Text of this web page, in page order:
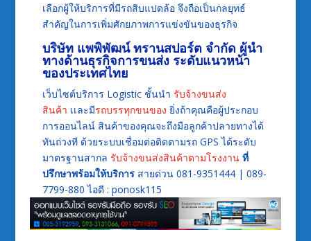
เลือกผู้ให้บริการที่มีรถสิบแปดล้อ จึงถือเป็นกลยุทธ์
สำคัญในการเพิ่มศักยภาพการแข่งขันของธุรกิจ
บริษัท แพพิพัฒน์ ทรานสปอร์ต จำกัด ผู้นำ
ทางด้านธุรกิจการขนส่ง ระดับแนวหน้า
ของประเทศไทย
เว็บไซต์บริการ Logistic ชั้นนำ รับจ้างขนส่ง
สินค้า เเละมีรถบรรทุกขนของ ยิ่งถ้าคุณคือผู้ประกอบ
การออนไลน์ สินค้าของคุณจะถึงมือลูกค้าปลายทางได้
ทันถ่วงที ด้วยระบบเชื่อมต่อติดตามรถ GPS ได้ระดับ
มาตรฐานสากล รับจ้างขนส่งสินค้าตามโรงงาน ที่
ปรึกษาพร้อมให้บริการ สายด่วน 081-9351444 | 089-
7799-880ไอดี : ponosk115